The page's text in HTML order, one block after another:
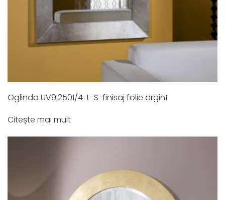
Oglinda UV9.2501/4-L-S-finisaj folie argint
Citește mai mult